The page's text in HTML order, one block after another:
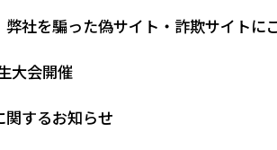
弊社を騙った偽サイト・詐欺サイトに
大会開催
するお知らせ